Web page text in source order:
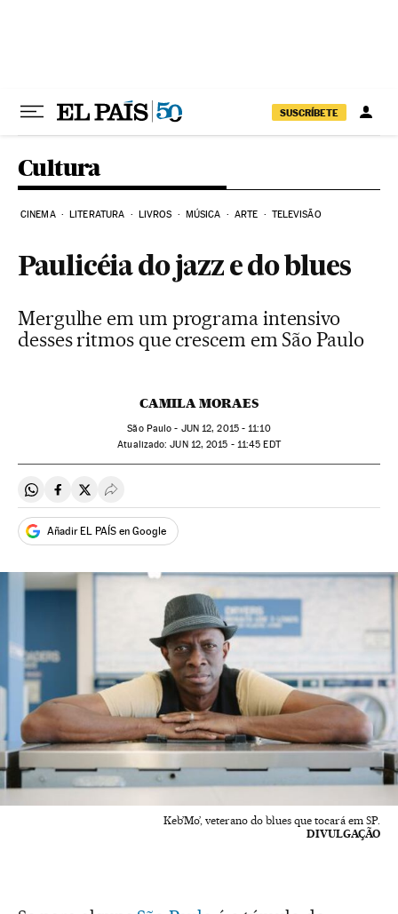
SUSCRÍBETE
Cultura
CINEMA LITERATURA LIVROS MÚSICA ARTE TELEVISÃO
Paulicéia do jazz e do blues
Mergulhe em um programa intensivo
desses ritmos que crescem em São Paulo
CAMILA MORAES
São Paulo - JUN12, 2015 - 11:10
atualizado: JUN12, 2015 - 11:45 EDT
Compartir en Whatsapp
Compartir en Facebook
Compartir en Twitter
Desplegar Redes Sociales
Añadir EL PAÍS en Google
Keb’Mo’, veterano do blues que tocará em SP.
DIVULGAÇÃO